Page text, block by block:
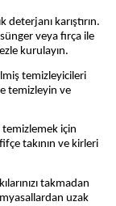
deterjanı karıştırın.
veya fırça ile
kurulayın.
temizleyicileri
temizleyin ve
temizlemek için
takının ve kirleri
takmadan
uzak